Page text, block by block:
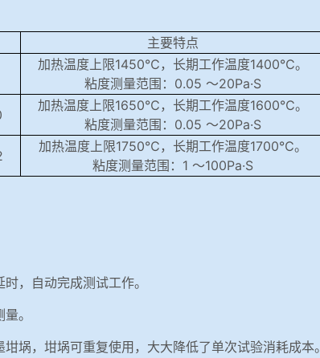
主要特点
加热温度上限1450℃，长期工作温度1400℃。
粘度测量范围：0.05 ～20Pa·S
加热温度上限1650℃，长期工作温度1600℃。
粘度测量范围：0.05 ～20Pa·S
加热温度上限1750℃，长期工作温度1700℃。
粘度测量范围：1 ～100Pa·S
，自动完成测试工作。
。
埚，坩埚可重复使用，大大降低了单次试验消耗成本。